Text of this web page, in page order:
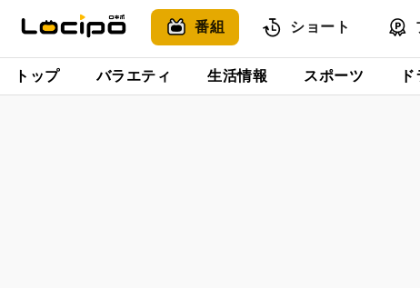
番組 ショート
トップ バラエティ 生活情報 スポーツ